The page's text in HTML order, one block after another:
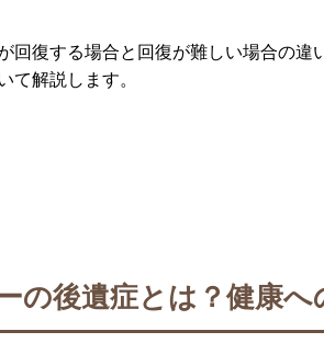
回復する場合と回復が難しい場合の違
て解説します。
の後遺症とは？健康へ